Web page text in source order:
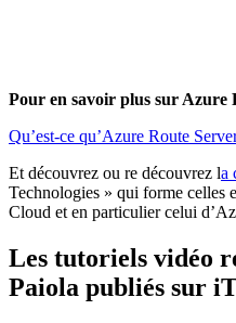
Pour en savoir plus sur Azure
Qu’est-ce qu’Azure Route
Et découvrez ou re découvrez la
Technologies » qui forme celles
Cloud et en particulier celui
Les tutoriels vidéo
Paiola publiés sur